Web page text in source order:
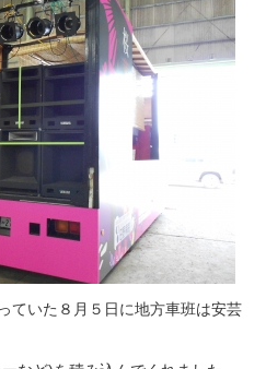
ていた８月５日に地方車班は安芸